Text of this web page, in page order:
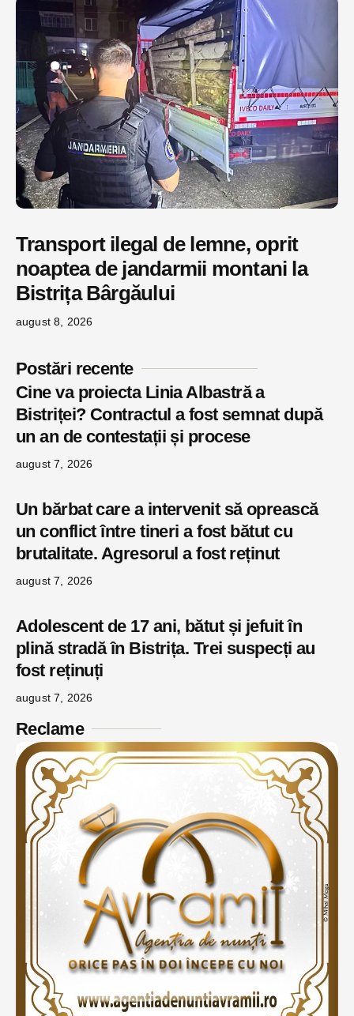
Transport ilegal de lemne, oprit
noaptea de jandarmii montani la
Bistrița Bârgăului
august 8, 2026
Postări recente
Cine va proiecta Linia Albastră a
Bistriței? Contractul a fost semnat după
un an de contestații și procese
august 7, 2026
Un bărbat care a intervenit să oprească
un conflict între tineri a fost bătut cu
brutalitate. Agresorul a fost reținut
august 7, 2026
Adolescent de 17 ani, bătut și jefuit în
plină stradă în Bistrița. Trei suspecți au
fost reținuți
august 7, 2026
Reclame